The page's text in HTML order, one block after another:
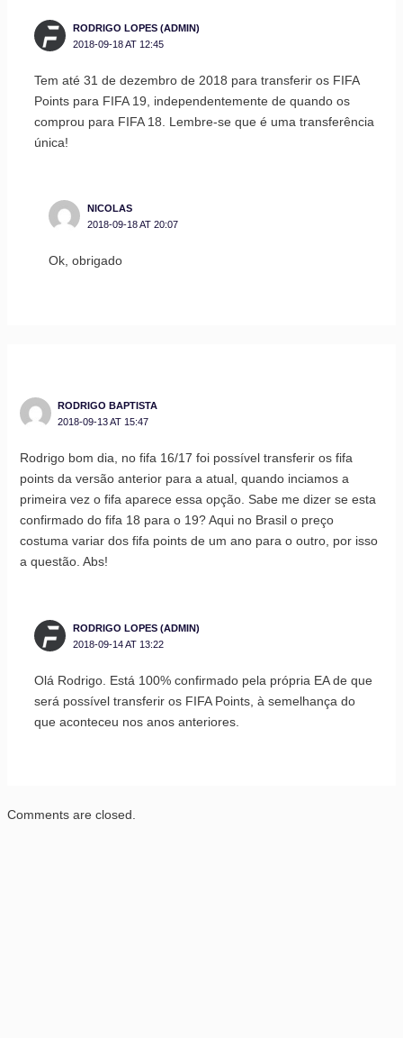
RODRIGO LOPES (ADMIN)
2018-09-18 AT 12:45
Tem até 31 de dezembro de 2018 para transferir os FIFA
Points para FIFA 19, independentemente de quando os
comprou para FIFA 18. Lembre-se que é uma transferência
única!
NICOLAS
2018-09-18 AT 20:07
Ok, obrigado
RODRIGO BAPTISTA
2018-09-13 AT 15:47
Rodrigo bom dia, no fifa 16/17 foi possível transferir os fifa
points da versão anterior para a atual, quando inciamos a
primeira vez o fifa aparece essa opção. Sabe me dizer se esta
confirmado do fifa 18 para o 19? Aqui no Brasil o preço
costuma variar dos fifa points de um ano para o outro, por isso
a questão. Abs!
RODRIGO LOPES (ADMIN)
2018-09-14 AT 13:22
Olá Rodrigo. Está 100% confirmado pela própria EA de que
será possível transferir os FIFA Points, à semelhança do
que aconteceu nos anos anteriores.
Comments are closed.